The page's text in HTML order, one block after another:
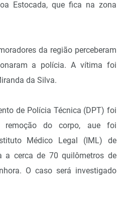
Estocada, que fica na zona
da região perceberam
a polícia. A vítima foi
da Silva.
de Polícia Técnica (DPT) foi
do corpo, aue foi
Médico Legal (IML) de
a cerca de 70 quilômetros de
O caso será investigado